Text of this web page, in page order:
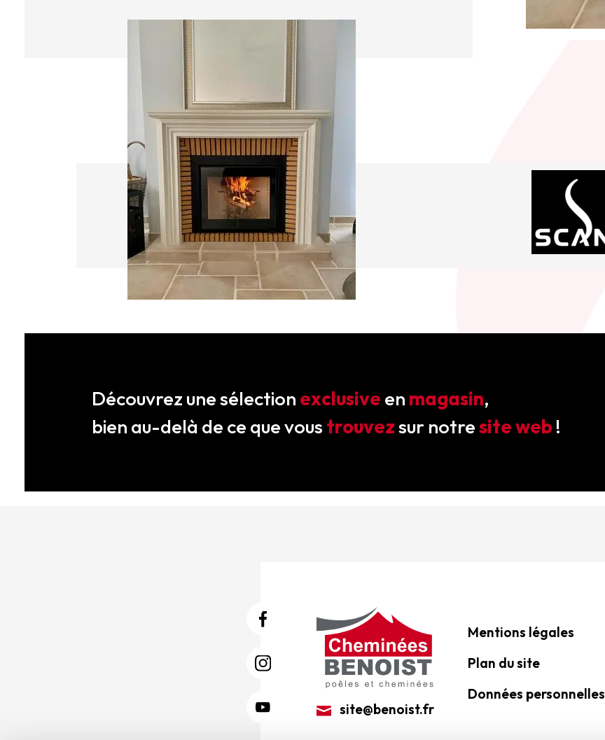
Découvrez une sélection exclusive en magasin,
bien au-delà de ce que vous trouvezsur notresite web !
site@benoist.fr
Mentions légales
Plan du site
Données personnelles